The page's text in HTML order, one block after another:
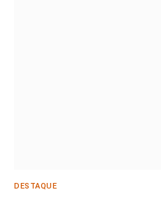
DESTAQUE